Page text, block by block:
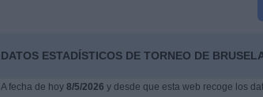
DATOS ESTADÍSTICOS DE TORNEO DE
A fecha de hoy 8/5/2026 y desde que esta web recoge los